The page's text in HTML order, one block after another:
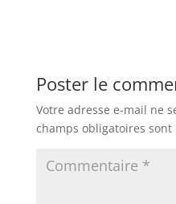
Poster le
Votre adresse e-mail ne
champs obligatoires sont